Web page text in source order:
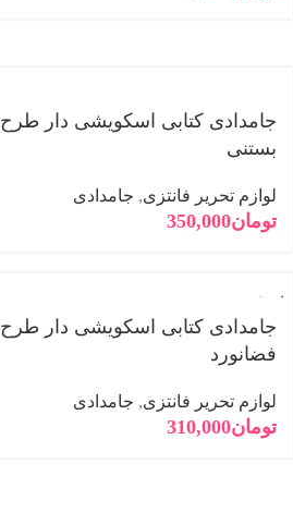
جامدادی کتابی اسکویشی دار طرح
بستنی
لوازم تحریر فانتزی, جامدادی
تومان350,000
فروخته
شده
جامدادی کتابی اسکویشی دار طرح
فضانورد
لوازم تحریر فانتزی, جامدادی
تومان310,000